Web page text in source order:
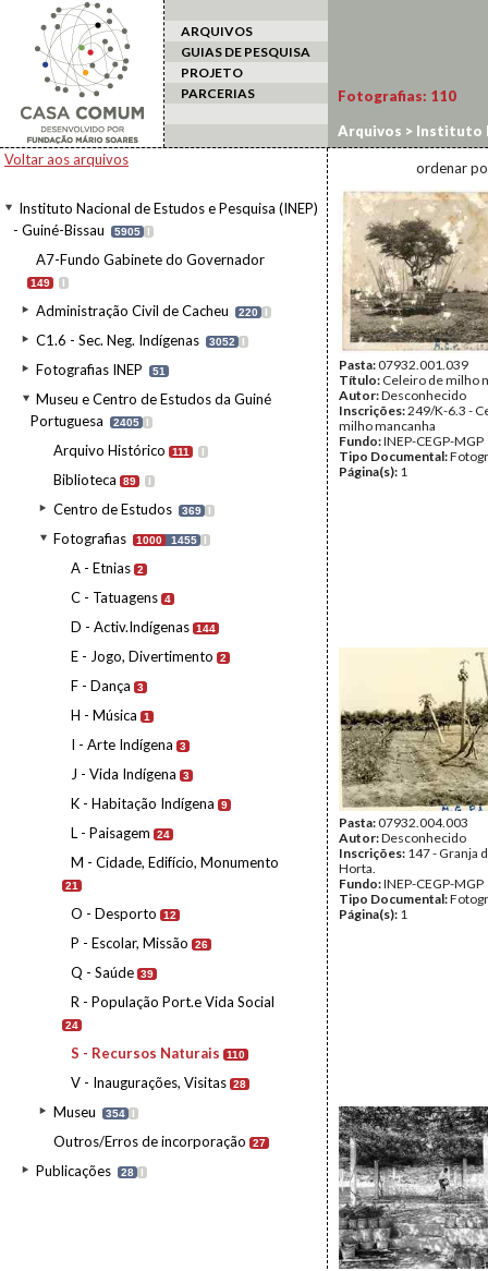
ARQUIVOS
GUIAS DE PESQUISA
PROJETO
PARCERIAS
Voltar aos arquivos
Instituto Nacional de Estudos e Pesquisa (INEP)
- Guiné-Bissau
5905 I
A7-Fundo Gabinete do Governador
149 I
Administração Civil de Cacheu 220 I
C1.6 - Sec. Neg. Indígenas 3052 I
Fotografias INEP 51
Museu e Centro de Estudos da Guiné
Portuguesa
2405 I
Arquivo Histórico 111 I
Biblioteca 89 I
Centro de Estudos 369 I
Fotografias 1000 1455 I
A - Etnias 2
C - Tatuagens 4
D - Activ.Indígenas 144
E - Jogo, Divertimento 2
F - Dança 3
H - Música 1
I - Arte Indígena 3
J - Vida Indígena 3
K - Habitação Indígena 9
L - Paisagem 24
M - Cidade, Edifício, Monumento
21
O - Desporto 12
P - Escolar, Missão 26
Q - Saúde 39
R - População Port.e Vida Social
24
S - Recursos Naturais 110
V - Inaugurações, Visitas 28
Museu 354 I
Outros/Erros de incorporação 27
Publicações 28 I
Fotografias: 110
Arquivos > Instituto
da Guiné Portuguesa
ordenar
Pasta:07932.001.039
Título: Celeiro de milho
Autor:Desconhecido
Inscrições:249/K-6.3 -
milho mancanha
Fundo:INEP-CEGP-MGP
Tipo Documental:
Página(s): 1
Pasta:07932.004.003
Autor:Desconhecido
Inscrições: 147 - Granja
Horta.
Fundo:INEP-CEGP-MGP
Tipo Documental:
Página(s): 1